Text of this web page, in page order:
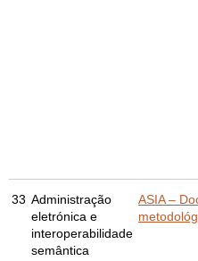
33 Administração
eletrónica e
interoperabilidade
semântica
ASIA –